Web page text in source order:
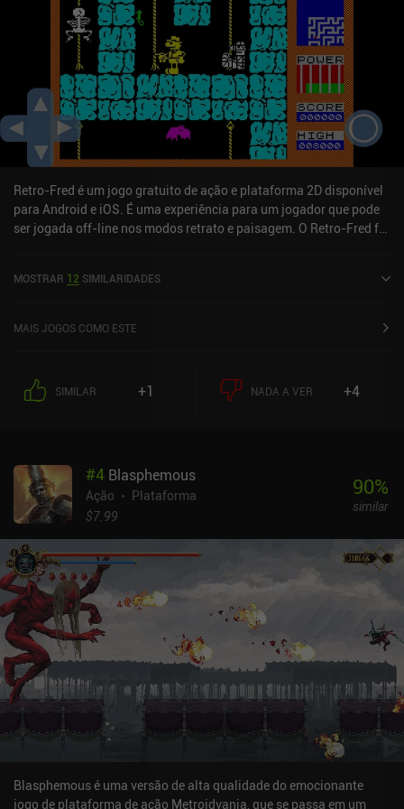
que mais gostei no jogo foi a qualidade das animações. Apesar do
estilo pixelado de baixa resolução, o movimento de cada
personagem parece natural e crível, tornando-o agradável de
assistir. Os únicos pontos negativos são a interface de usuário
pouco escalável e os controles de toque não personalizáveis.
Felizmente, o jogo pode ser jogado com um controle.Draconian
monetiza exibindo anúncios curtos entre os níveis, mas,
considerando o tempo que esses níveis levam para terminar,
assistir aos anúncios nunca será um problema. Para aqueles que
desejam apoiar os desenvolvedores, que claramente dedicaram
muito esforço e amor a esse jogo, há um único iAP que também
desativa os anúncios.
Retro-Fred é um jogo gratuito de ação e plataforma 2D disponível
para Android e iOS. É uma experiência para um jogador que pode
ser jogada off-line nos modos retrato e paisagem. O Retro-Fred foi
MOSTRAR 12 SIMILARIDADES
MAIS JOGOS COMO ESTE
SIMILAR +1 NADA A VER +4
#4 Blasphemous
Ação
Plataforma
$7.99
90%
similar
Blasphemous é uma versão de alta qualidade do emocionante
jogo de plataforma de ação Metroidvania, que se passa em um